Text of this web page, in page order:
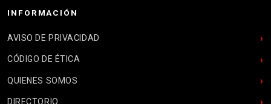
INFORMACIÓN
AVISO DE PRIVACIDAD
CÓDIGO DE ÉTICA
QUIENES SOMOS
DIRECTORIO